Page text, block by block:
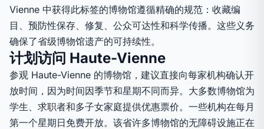
Vienne 中获得此标签的博物馆遵循精确的规范：收藏编
目、预防性保存、修复、公众可达性和科学传播。这些义务
确保了省级博物馆遗产的可持续性。
计划访问 Haute-Vienne
参观 Haute-Vienne 的博物馆，建议直接向每家机构确认开
放时间，因为时间因季节和星期不同而异。大多数博物馆为
学生、求职者和多子女家庭提供优惠票价。一些机构在每月
第一个星期日免费开放。该省许多博物馆的无障碍设施正在